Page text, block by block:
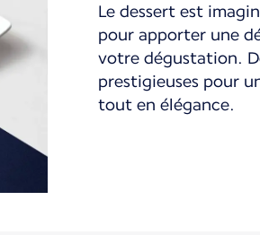
Le dessert est
pour apporter une
votre dégustation.
prestigieuses pour
tout en élégance.